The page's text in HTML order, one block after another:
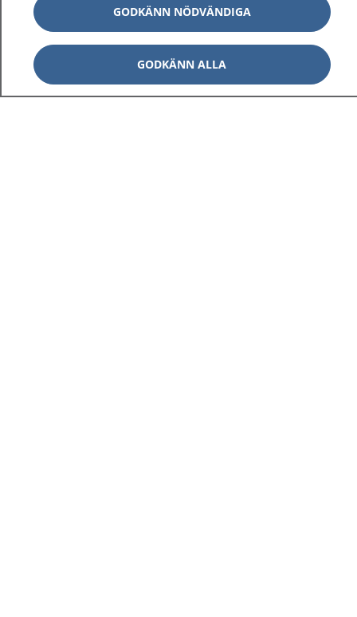
GODKÄNN NÖDVÄNDIGA
GODKÄNN ALLA